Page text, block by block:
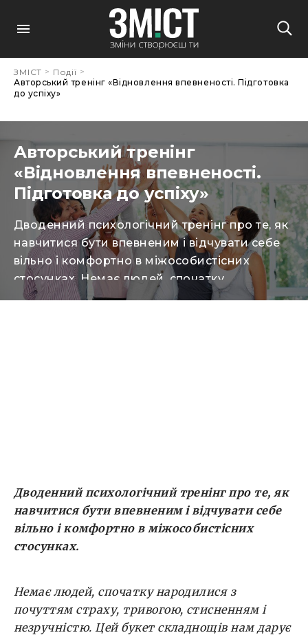
ЗМІСТ > Події >
Авторський тренінг «Відновлення впевненості. Підготовка
до успіху»
Авторський тренінг
«Відновлення впевненості.
Підготовка до успіху»
Дводенний психологічний тренінг про те, як
навчитися бути впевненим і відчувати себе
вільно і комфортно в міжособистісних
стосунках. Немає людей, спочатку
народилися з почуттям страху, тривогою,
Дводенний психологічний тренінг про те, як
навчитися бути впевненим і відчувати себе
вільно і комфортно в міжособистісних
стосунках.
Немає людей, спочатку народилися з
почуттям страху, тривогою, стисненням і
незручністю. Цей букет складнощів нам дарує